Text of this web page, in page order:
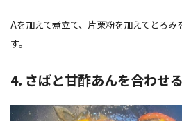
Aを加えて煮立て、片栗粉を加えてとろみ
す。
4. さばと甘酢あんを合わせる